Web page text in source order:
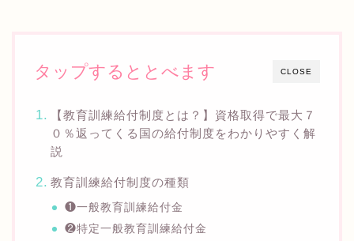
CLOSE
タップするととべます
【教育訓練給付制度とは？】資格取得で最大７
０％返ってくる国の給付制度をわかりやすく解
説
教育訓練給付制度の種類
❶一般教育訓練給付金
❷特定一般教育訓練給付金